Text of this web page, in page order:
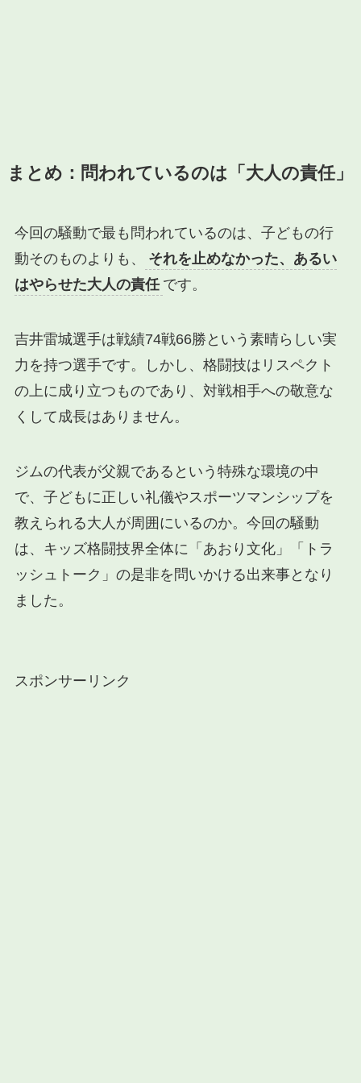
まとめ：問われているのは「大人の責任」
今回の騒動で最も問われているのは、子どもの行
動そのものよりも、
それを止めなかった、あるい
はやらせた大人の責任 です。
吉井雷城選手は戦績74戦66勝という素晴らしい実
力を持つ選手です。しかし、格闘技はリスペクト
の上に成り立つものであり、対戦相手への敬意な
くして成長はありません。
ジムの代表が父親であるという特殊な環境の中
で、子どもに正しい礼儀やスポーツマンシップを
教えられる大人が周囲にいるのか。今回の騒動
は、キッズ格闘技界全体に「あおり文化」「トラ
ッシュトーク」の是非を問いかける出来事となり
ました。
スポンサーリンク